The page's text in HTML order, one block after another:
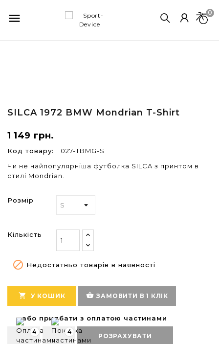
 0
SILCA 1972 BMW Mondrian T-Shirt
1 149 грн.
Код товару:
027-TBMG-S
Чи не найпопулярніша футболка SILCA з принтом в
стилі Mondrian.
Розмір
Кількість
 Недостатньо товарів в наявності
 У КОШИК shopping_basket ЗАМОВИТИ В 1 КЛІК
або придбати з оплатою частинами
4 4
РОЗРАХУВАТИ